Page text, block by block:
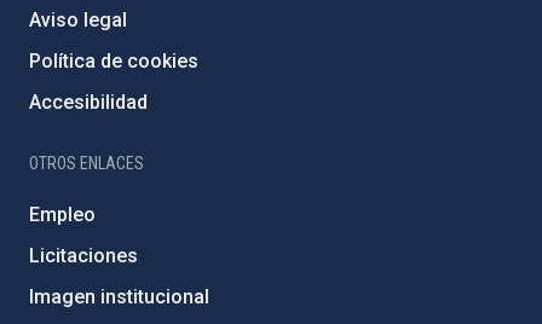
Aviso legal
Política de cookies
Accesibilidad
OTROS ENLACES
Empleo
Licitaciones
Imagen institucional